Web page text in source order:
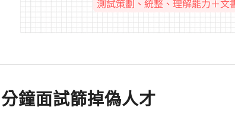
鐘面試篩掉偽人才